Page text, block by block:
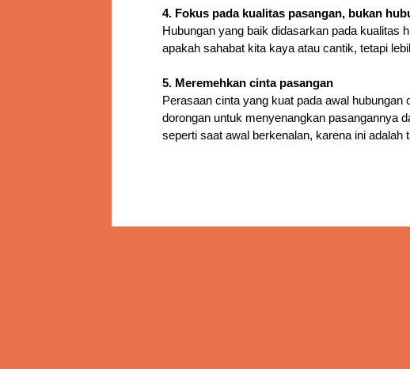
4. Fokus pada kualitas pasangan, bukan
Hubungan yang baik didasarkan pada kualitas
apakah sahabat kita kaya atau cantik, tetapi
5. Meremehkan cinta pasangan
Perasaan cinta yang kuat pada awal
dorongan untuk menyenangkan pasangannya
seperti saat awal berkenalan, karena ini adalah